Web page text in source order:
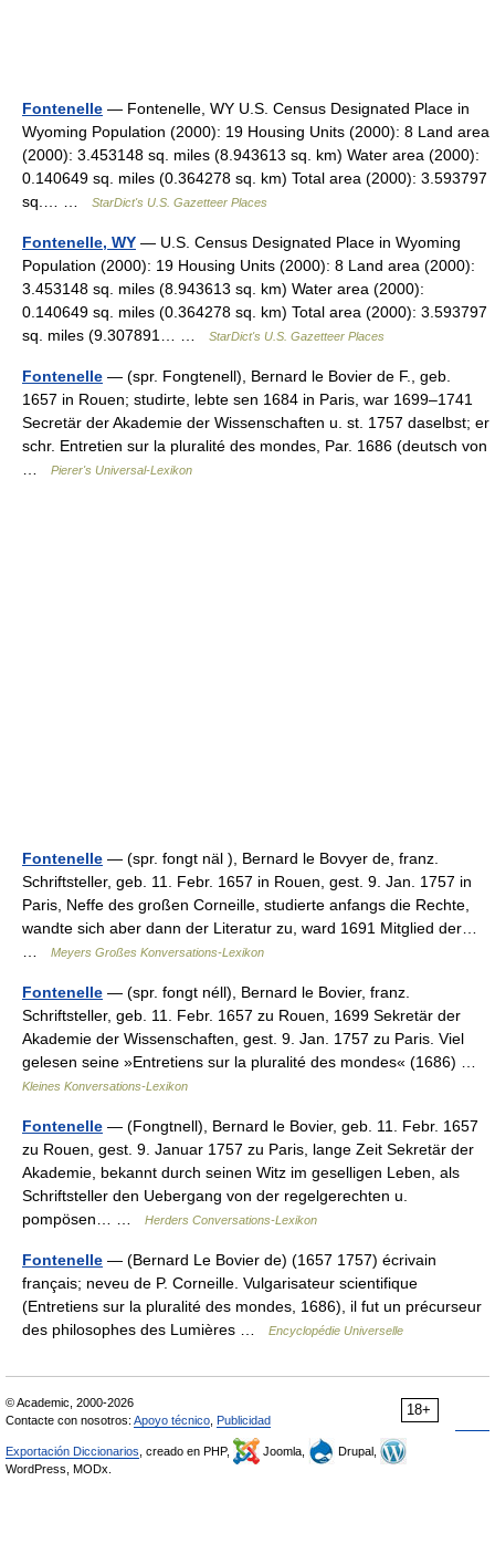
Fontenelle — Fontenelle, WY U.S. Census Designated Place in
Wyoming Population (2000): 19 Housing Units (2000): 8 Land area
(2000): 3.453148 sq. miles (8.943613 sq. km) Water area (2000):
0.140649 sq. miles (0.364278 sq. km) Total area (2000): 3.593797
sq.… …
StarDict's U.S. Gazetteer Places
Fontenelle, WY — U.S. Census Designated Place in Wyoming
Population (2000): 19 Housing Units (2000): 8 Land area (2000):
3.453148 sq. miles (8.943613 sq. km) Water area (2000):
0.140649 sq. miles (0.364278 sq. km) Total area (2000): 3.593797
sq. miles (9.307891… …
StarDict's U.S. Gazetteer Places
Fontenelle — (spr. Fongtenell), Bernard le Bovier de F., geb.
1657 in Rouen; studirte, lebte sen 1684 in Paris, war 1699–1741
Secretär der Akademie der Wissenschaften u. st. 1757 daselbst; er
schr. Entretien sur la pluralité des mondes, Par. 1686 (deutsch von
Pierer's Universal-Lexikon
Fontenelle — (spr. fongt näl ), Bernard le Bovyer de, franz.
Schriftsteller, geb. 11. Febr. 1657 in Rouen, gest. 9. Jan. 1757 in
Paris, Neffe des großen Corneille, studierte anfangs die Rechte,
wandte sich aber dann der Literatur zu, ward 1691 Mitglied der…
Meyers Großes Konversations-Lexikon
Fontenelle — (spr. fongt néll), Bernard le Bovier, franz.
Schriftsteller, geb. 11. Febr. 1657 zu Rouen, 1699 Sekretär der
Akademie der Wissenschaften, gest. 9. Jan. 1757 zu Paris. Viel
gelesen seine »Entretiens sur la pluralité des mondes« (1686) …
Kleines Konversations-Lexikon
Fontenelle — (Fongtnell), Bernard le Bovier, geb. 11. Febr. 1657
zu Rouen, gest. 9. Januar 1757 zu Paris, lange Zeit Sekretär der
Akademie, bekannt durch seinen Witz im geselligen Leben, als
Schriftsteller den Uebergang von der regelgerechten u.
pompösen… …
Herders Conversations-Lexikon
Fontenelle — (Bernard Le Bovier de) (1657 1757) écrivain
français; neveu de P. Corneille. Vulgarisateur scientifique
(Entretiens sur la pluralité des mondes, 1686), il fut un précurseur
des philosophes des Lumières …
Encyclopédie Universelle
18+
© Academic, 2000-2026
Contacte con nosotros: Apoyo técnico Publicidad
Exportación Diccionarios , creado en PHP, Joomla,
Drupal,
WordPress, MODx.